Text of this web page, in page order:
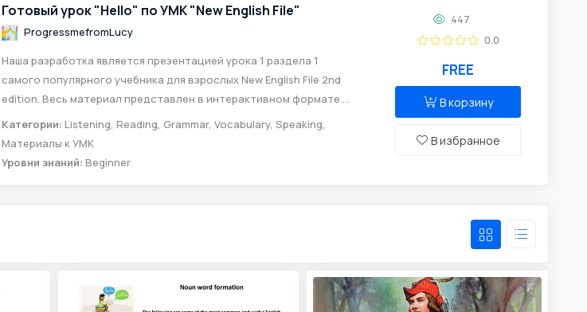
Готовый урок "Hello" по УМК "New English File"
ProgressmefromLucy
Наша разработка является презентацией урока 1 раздела 1
самого популярного учебника для взрослых New English File 2nd
edition. Весь материал представлен в интерактивном формате.
Здесь Вы найдете много занимательных упражнений, которые
сделают процесс изучения языка легким и увлекательным.
Категории: Listening, Reading, Grammar, Vocabulary, Speaking,
Материалы к УМК
Уровни знаний: Beginner
447
0.0
FREE
В корзину
В избранное